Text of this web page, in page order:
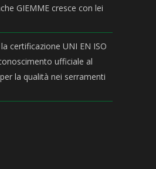
GIEMME cresce con lei
certificazione UNI EN ISO
ufficiale al
la qualità nei serramenti